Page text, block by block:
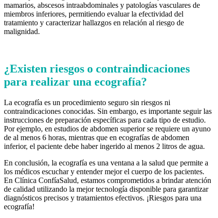
mamarios, abscesos intraabdominales y patologías vasculares de
miembros inferiores, permitiendo evaluar la efectividad del
tratamiento y caracterizar hallazgos en relación al riesgo de
malignidad.
¿Existen riesgos o contraindicaciones
para realizar una ecografía?
La ecografía es un procedimiento seguro sin riesgos ni
contraindicaciones conocidas. Sin embargo, es importante seguir las
instrucciones de preparación específicas para cada tipo de estudio.
Por ejemplo, en estudios de abdomen superior se requiere un ayuno
de al menos 6 horas, mientras que en ecografías de abdomen
inferior, el paciente debe haber ingerido al menos 2 litros de agua.
En conclusión, la ecografía es una ventana a la salud que permite a
los médicos escuchar y entender mejor el cuerpo de los pacientes.
En Clínica ConfíaSalud, estamos comprometidos a brindar atención
de calidad utilizando la mejor tecnología disponible para garantizar
diagnósticos precisos y tratamientos efectivos. ¡Riesgos para una
ecografía!